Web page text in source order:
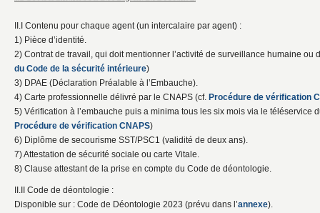
II.I Contenu pour chaque agent (un intercalaire par agent) :
1) Pièce d’identité.
2) Contrat de travail, qui doit mentionner l’activité de surveillance humaine ou
du Code de la sécurité intérieure)
3) DPAE (Déclaration Préalable à l’Embauche).
4) Carte professionnelle délivré par le CNAPS (cf. Procédure de vérification
5) Vérification à l’embauche puis a minima tous les six mois via le téléservice
Procédure de vérification CNAPS)
6) Diplôme de secourisme SST/PSC1 (validité de deux ans).
7) Attestation de sécurité sociale ou carte Vitale.
8) Clause attestant de la prise en compte du Code de déontologie.
II.II Code de déontologie :
Disponible sur : Code de Déontologie 2023 (prévu dans l’annexe).